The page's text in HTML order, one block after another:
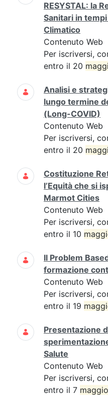
RESYSTAL: la
Sanitari in
Climatico
Contenuto Web
Per iscriversi,
entro il 20
Analisi e
lungo termine
(Long-COVID)
Contenuto Web
Per iscriversi,
entro il 20
Costituzione
l’Equità che si
Marmot Cities
Contenuto Web
Per iscriversi,
entro il 10
Il Problem
formazione
Contenuto Web
Per iscriversi,
entro il 19
Presentazione
Salute
Contenuto Web
Per iscriversi,
entro il 7 maggio